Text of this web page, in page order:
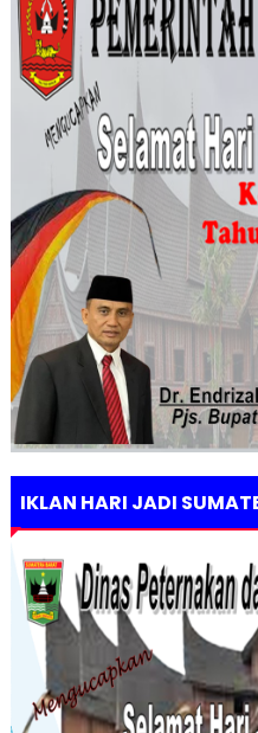
IKLAN HARI JADI